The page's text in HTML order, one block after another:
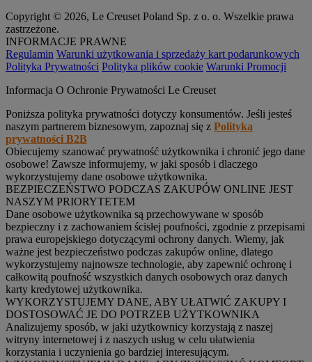
Copyright © 2026, Le Creuset Poland Sp. z o. o. Wszelkie prawa
zastrzeżone.
INFORMACJE PRAWNE
Regulamin Warunki użytkowania i sprzedaży kart podarunkowych
Polityka Prywatności Polityka plików cookie Warunki Promocji
Informacja O Ochronie Prywatności Le Creuset
Poniższa polityka prywatności dotyczy konsumentów. Jeśli jesteś
naszym partnerem biznesowym, zapoznaj się z Polityką
prywatności B2B
Obiecujemy szanować prywatność użytkownika i chronić jego dane
osobowe! Zawsze informujemy, w jaki sposób i dlaczego
wykorzystujemy dane osobowe użytkownika.
BEZPIECZEŃSTWO PODCZAS ZAKUPÓW ONLINE JEST
NASZYM PRIORYTETEM
Dane osobowe użytkownika są przechowywane w sposób
bezpieczny i z zachowaniem ścisłej poufności, zgodnie z przepisami
prawa europejskiego dotyczącymi ochrony danych. Wiemy, jak
ważne jest bezpieczeństwo podczas zakupów online, dlatego
wykorzystujemy najnowsze technologie, aby zapewnić ochronę i
całkowitą poufność wszystkich danych osobowych oraz danych
karty kredytowej użytkownika.
WYKORZYSTUJEMY DANE, ABY UŁATWIĆ ZAKUPY I
DOSTOSOWAĆ JE DO POTRZEB UŻYTKOWNIKA
Analizujemy sposób, w jaki użytkownicy korzystają z naszej
witryny internetowej i z naszych usług w celu ułatwienia
korzystania i uczynienia go bardziej interesującym.